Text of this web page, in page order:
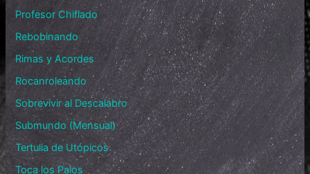
Profesor Chiflado
Rebobinando
Rimas y Acordes
Rocanroleando
Sobrevivir al Descalabro
Submundo (Mensual)
Tertulia de Utópicos
Toca los Palos